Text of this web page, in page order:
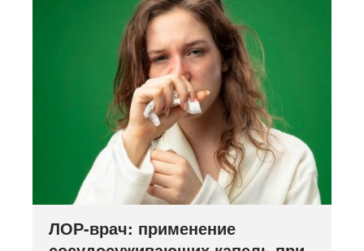
ЛОР-врач: применение